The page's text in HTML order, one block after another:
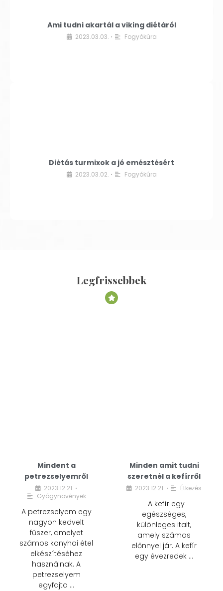
Ami tudni akartál a viking diétáról
2023.03.03. • Fogyókúra
Diétás turmixok a jó emésztésért
2023.03.02. • Fogyókúra
Legfrissebbek
Mindent a
petrezselyemről
2023.12.21. •
Gyógynövények
A petrezselyem egy
nagyon kedvelt
fűszer, amelyet
számos konyhai étel
elkészítéséhez
használnak. A
petrezselyem
egyfajta …
Minden amit tudni
szeretnél a kefírről
2023.12.21. • Étkezés
A kefír egy
egészséges,
különleges italt,
amely számos
előnnyel jár. A kefír
egy évezredek …